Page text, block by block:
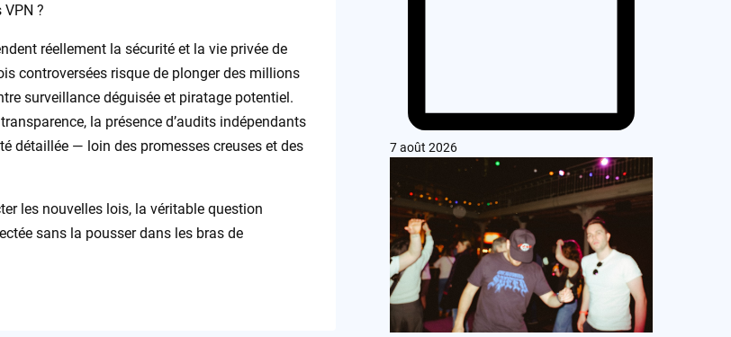
?
réellement la sécurité et la vie privée de
controversées risque de plonger des millions
surveillance déguisée et piratage potentiel.
la présence d’audits indépendants
détaillée — loin des promesses creuses et des
les nouvelles lois, la véritable question
sans la pousser dans les bras de
7 août 2026